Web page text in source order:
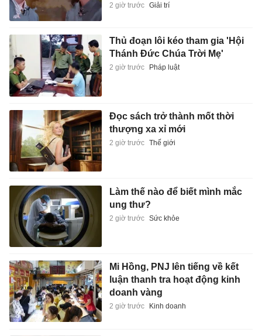
2 giờ trước Giải trí
Thủ đoạn lôi kéo tham gia 'Hội
Thánh Đức Chúa Trời Mẹ'
2 giờ trước Pháp luật
Đọc sách trở thành mốt thời
thượng xa xỉ mới
2 giờ trước Thế giới
Làm thế nào để biết mình mắc
ung thư?
2 giờ trước Sức khỏe
Mi Hồng, PNJ lên tiếng về kết
luận thanh tra hoạt động kinh
doanh vàng
2 giờ trước Kinh doanh